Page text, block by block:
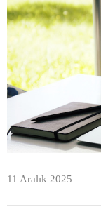
11 Aralık 2025